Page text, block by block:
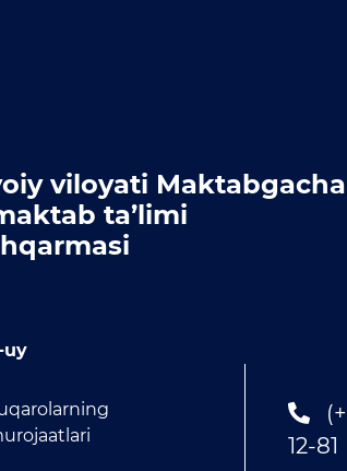
viloyati Maktabgacha
ta’limi
uy
12-81